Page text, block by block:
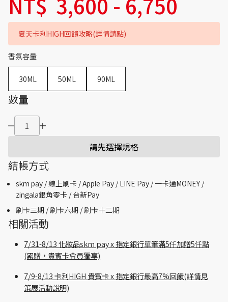
夏天卡利HIGH回饋攻略(詳情請點)
香氛容量
30ML 50ML 90ML
數量
請先選擇規格
結帳方式
skm pay /線上刷卡 / Apple Pay /LINE Pay / 一卡通MONEY /
zingala銀角零卡 /台新Pay
刷卡三期 /刷卡六期 /刷卡十二期
相關活動
7/31-8/13 化妝品skm pay x 指定銀行單筆滿5仟加贈5仟點
(累贈，貴賓卡會員獨享)
7/9-8/13 卡利HIGH 貴賓卡 x 指定銀行最高7%回饋(詳情見
策展活動說明)